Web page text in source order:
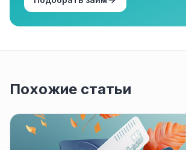
Похожие статьи